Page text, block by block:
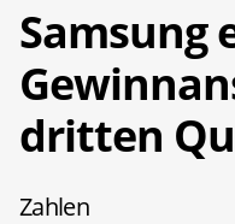
Samsung
dritten
Zahlen